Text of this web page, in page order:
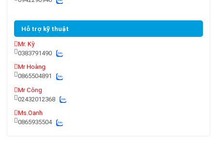
Hỗ trợ kỹ thuật
Mr. Kỳ
0383791490
Mr Hoàng
0865504891
Mr Công
02432012368
Ms.Oanh
0865935504